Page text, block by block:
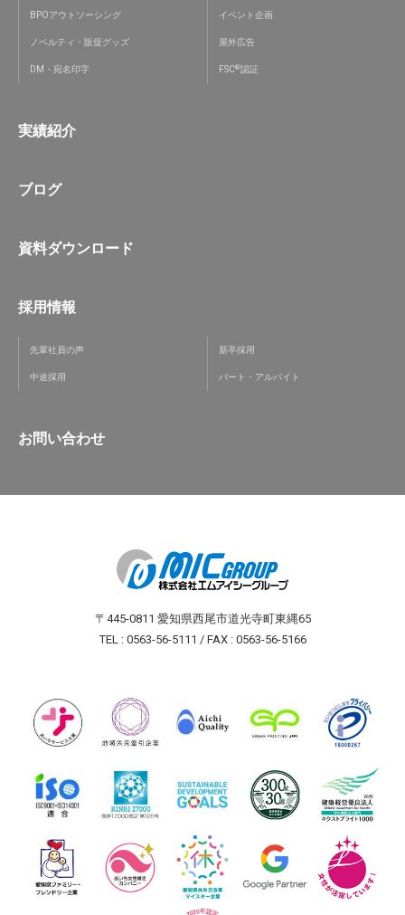
BPOアウトソーシング イベント企画
ノベルティ・販促グッズ 屋外広告
DM・宛名印字 FSC®認証
実績紹介
ブログ
資料ダウンロード
採用情報
先輩社員の声 新卒採用
中途採用 パート・アルバイト
お問い合わせ
〒445-0811 愛知県西尾市道光寺町東縄65
TEL : 0563-56-5111 / FAX : 0563-56-5166